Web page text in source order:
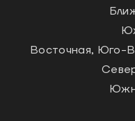
Восточная, Юго-